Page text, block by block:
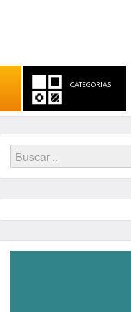
CATEGORIAS